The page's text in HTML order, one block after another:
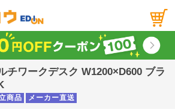
チワークデスク W1200×D600 ブラ
商品 メーカー直送